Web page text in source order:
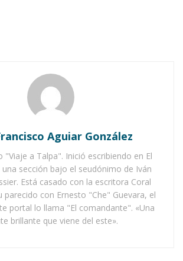
Al entrar, abrigado, con su
a los pasillos y nódulos de
nuevo personal en la empresa.
coach dijo al último de la
oyeran todos: “Con que estos
que transforman México”. Su
era réprobo (por despectivo
broma); exigía una réplica pero
Aguiar González
"Viaje a Talpa". Inició escribiendo en El
una sección bajo el seudónimo de Iván
Está casado con la escritora Coral
parecido con Ernesto "Che" Guevara, el
portal lo llama "El comandante". «Una
brillante que viene del este».